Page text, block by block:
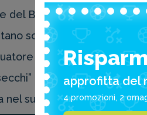
del Borneo, mentre tra
soprattutto sotto forma
la Malesia non
da febbraio a
nel suo complesso va da
approfitta del
4 promozioni, 2